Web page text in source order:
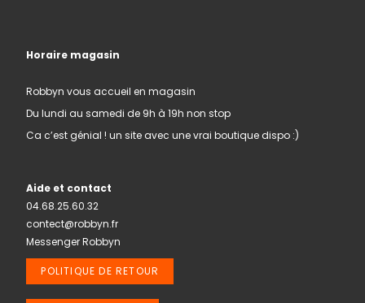
Horaire magasin
Robbyn vous accueil en magasin
Du lundi au samedi de 9h à 19h non stop
Ca c’est génial ! un site avec une vrai boutique dispo :)
Aide et contact
04.68.25.60.32
contect@robbyn.fr
Messenger Robbyn
POLITIQUE DE RETOUR